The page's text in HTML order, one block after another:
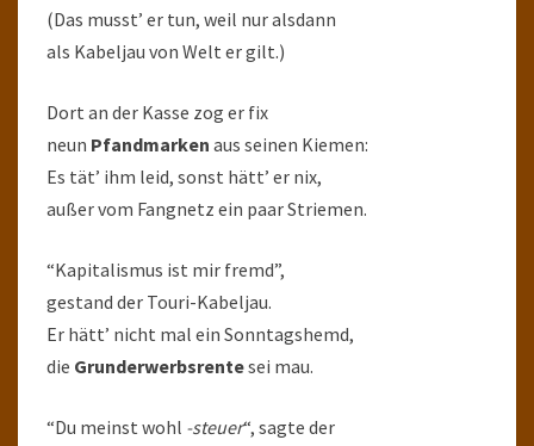
(Das musst’ er tun, weil nur alsdann
als Kabeljau von Welt er gilt.)
Dort an der Kasse zog er fix
neun Pfandmarken aus seinen Kiemen:
Es tät’ ihm leid, sonst hätt’ er nix,
außer vom Fangnetz ein paar Striemen.
“Kapitalismus ist mir fremd”,
gestand der Touri-Kabeljau.
Er hätt’ nicht mal ein Sonntagshemd,
die Grunderwerbsrentesei mau.
“Du meinst wohl -steuer“, sagte der